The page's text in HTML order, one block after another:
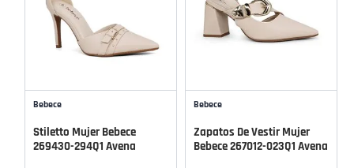
Bebece
Stiletto Mujer Bebece
269430-294Q1 Avena
Bebece
Zapatos De Vestir Mujer
Bebece 267012-023Q1 Avena